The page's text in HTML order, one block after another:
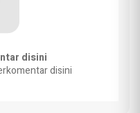
disini
disini